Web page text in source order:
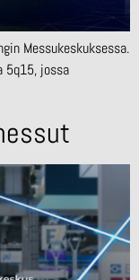
Messukeskuksessa.
5q15, jossa